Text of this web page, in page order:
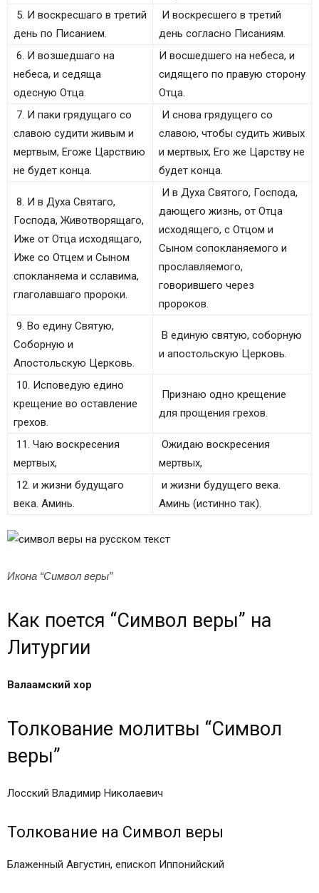
5. И воскресшаго в третий
день по Писанием.
И воскресшего в третий
день согласно Писаниям.
6. И возшедшаго на
небеса, и седяща
одесную Отца.
И восшедшего на небеса, и
сидящего по правую сторону
Отца.
7. И паки грядущаго со
славою судити живым и
мертвым, Егоже Царствию
не будет конца.
И снова грядущего со
славою, чтобы судить живых
и мертвых, Его же Царству не
будет конца.
8. И в Духа Святаго,
Господа, Животворящаго,
Иже от Отца исходящаго,
Иже со Отцем и Сыном
спокланяема и сславима,
глаголавшаго пророки.
И в Духа Святого, Господа,
дающего жизнь, от Отца
исходящего, с Отцом и
Сыном сопокланяемого и
прославляемого,
говорившего через
пророков.
9. Во едину Святую,
Соборную и
Апостольскую Церковь.
В единую святую, соборную
и апостольскую Церковь.
10. Исповедую едино
крещение во оставление
грехов.
Признаю одно крещение
для прощения грехов.
11. Чаю воскресения
мертвых,
Ожидаю воскресения
мертвых,
12. и жизни будущаго
века. Аминь.
и жизни будущего века.
Аминь (истинно так).
Икона “Символ веры”
Как поется “Символ веры” на
Литургии
Валаамский хор
Толкование молитвы “Символ
веры”
Лосский Владимир Николаевич
Толкование на Символ веры
Блаженный Августин, епископ Иппонийский